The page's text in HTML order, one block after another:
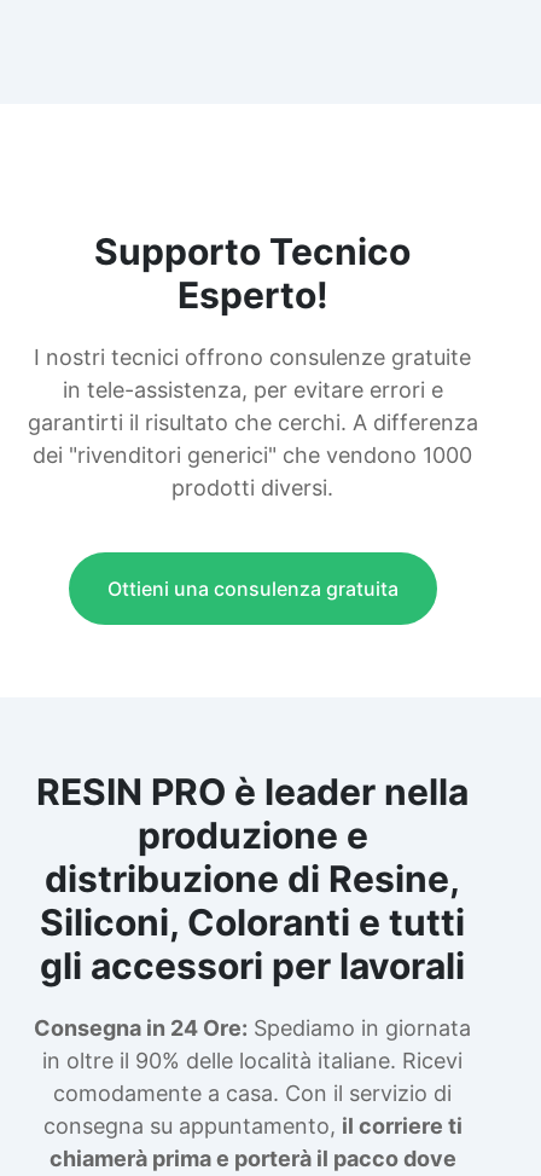
Supporto Tecnico
Esperto!
I nostri tecnici offrono consulenze gratuite
in tele-assistenza, per evitare errori e
garantirti il risultato che cerchi. A differenza
dei "rivenditori generici" che vendono 1000
prodotti diversi.
Ottieni una consulenza gratuita
RESIN PRO è leader nella
produzione e
distribuzione di Resine,
Siliconi, Coloranti e tutti
gli accessori per lavorali
Consegna in 24 Ore: Spediamo in giornata
in oltre il 90% delle località italiane. Ricevi
comodamente a casa. Con il servizio di
consegna su appuntamento, il corriere ti
chiamerà prima e porterà il pacco dove